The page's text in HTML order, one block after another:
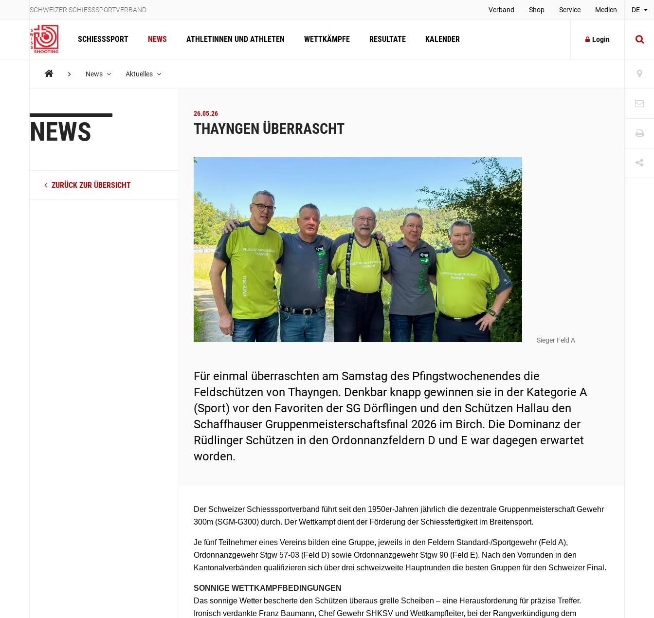
SCHWEIZER SCHIESSSPORTVERBAND Verband Shop Service Medien DE
SCHIESSSPORT NEWS ATHLETINNEN UND ATHLETEN WETTKÄMPFE RESULTATE KALENDER Login
News Aktuelles
NEWS
ZURÜCK ZUR ÜBERSICHT
26.05.26
THAYNGEN ÜBERRASCHT
Sieger Feld A
Für einmal überraschten am Samstag des Pfingstwochenendes die
Feldschützen von Thayngen. Denkbar knapp gewinnen sie in der Kategorie A
(Sport) vor den Favoriten der SG Dörflingen und den Schützen Hallau den
Schaffhauser Gruppenmeisterschaftsfinal 2026 im Birch. Die Dominanz der
Rüdlinger Schützen in den Ordonnanzfeldern D und E war dagegen erwartet
worden.
Der Schweizer Schiesssportverband führt seit den 1950er-Jahren jährlich die dezentrale Gruppenmeisterschaft Gewehr
300m (SGM-G300) durch. Der Wettkampf dient der Förderung der Schiessfertigkeit im Breitensport.
Je fünf Teilnehmer eines Vereins bilden eine Gruppe, jeweils in den Feldern Standard-/Sportgewehr (Feld A),
Ordonnanzgewehr Stgw 57-03 (Feld D) sowie Ordonnanzgewehr Stgw 90 (Feld E). Nach den Vorrunden in den
Kantonalverbänden qualifizieren sich über drei schweizweite Hauptrunden die besten Gruppen für den Schweizer Final.
SONNIGE WETTKAMPFBEDINGUNGEN
Das sonnige Wetter bescherte den Schützen überaus grelle Scheiben – eine Herausforderung für präzise Treffer.
Ironisch verdankte Franz Baumann, Chef Gewehr SHKSV und Wettkampfleiter, bei der Rangverkündigung dem